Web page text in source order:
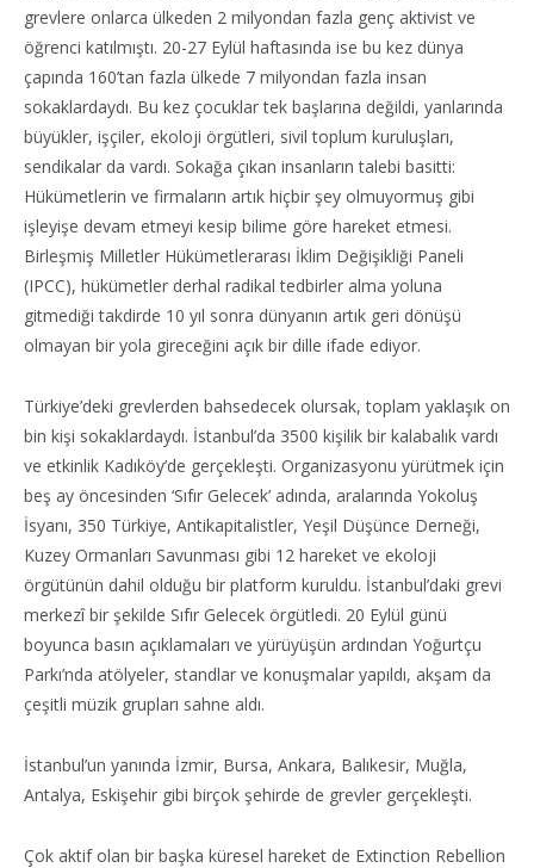
grevlere onlarca ülkeden 2 milyondan fazla genç aktivist ve
öğrenci katılmıştı. 20-27 Eylül haftasında ise bu kez dünya
çapında 160’tan fazla ülkede 7 milyondan fazla insan
sokaklardaydı. Bu kez çocuklar tek başlarına değildi, yanlarında
büyükler, işçiler, ekoloji örgütleri, sivil toplum kuruluşları,
sendikalar da vardı. Sokağa çıkan insanların talebi basitti:
Hükümetlerin ve firmaların artık hiçbir şey olmuyormuş gibi
işleyişe devam etmeyi kesip bilime göre hareket etmesi.
Birleşmiş Milletler Hükümetlerarası İklim Değişikliği Paneli
(IPCC), hükümetler derhal radikal tedbirler alma yoluna
gitmediği takdirde 10 yıl sonra dünyanın artık geri dönüşü
olmayan bir yola gireceğini açık bir dille ifade ediyor.
Türkiye’deki grevlerden bahsedecek olursak, toplam yaklaşık on
bin kişi sokaklardaydı. İstanbul’da 3500 kişilik bir kalabalık vardı
ve etkinlik Kadıköy’de gerçekleşti. Organizasyonu yürütmek için
beş ay öncesinden ‘Sıfır Gelecek’ adında, aralarında Yokoluş
İsyanı, 350 Türkiye, Antikapitalistler, Yeşil Düşünce Derneği,
Kuzey Ormanları Savunması gibi 12 hareket ve ekoloji
örgütünün dahil olduğu bir platform kuruldu. İstanbul’daki grevi
merkezî bir şekilde Sıfır Gelecek örgütledi. 20 Eylül günü
boyunca basın açıklamaları ve yürüyüşün ardından Yoğurtçu
Parkı’nda atölyeler, standlar ve konuşmalar yapıldı, akşam da
çeşitli müzik grupları sahne aldı.
İstanbul’un yanında İzmir, Bursa, Ankara, Balıkesir, Muğla,
Antalya, Eskişehir gibi birçok şehirde de grevler gerçekleşti.
Çok aktif olan bir başka küresel hareket de Extinction Rebellion